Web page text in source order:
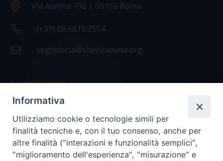
Via Aurelia 796 | 00165 Roma
(+39) 06.6819.2554
segreteria@scienzaevita.org
IL CENTRO STUDI
La nostra storia
Statuto
Presidenza e ufficio presidenza
Informativa
Utilizziamo cookie o tecnologie simili per
finalità tecniche e, con il tuo consenso, anche per
altre finalità ("interazioni e funzionalità semplici",
"miglioramento dell'esperienza", "misurazione" e